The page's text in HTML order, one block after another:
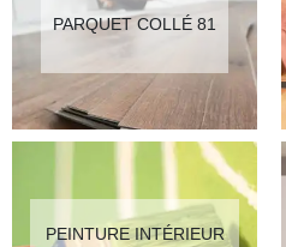
PARQUET COLLÉ 81
PEINTURE INTÉRIEUR